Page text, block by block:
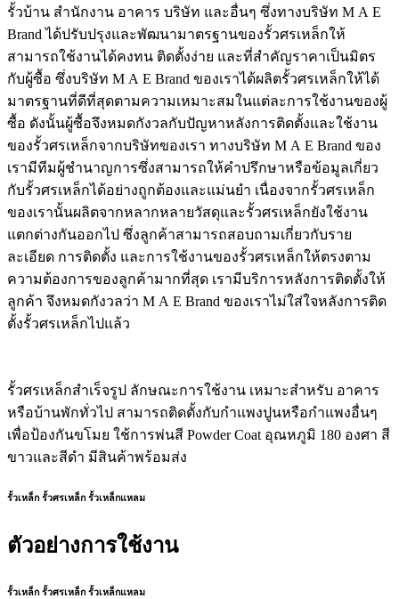
รั้วบ้าน สำนักงาน อาคาร บริษัท และอื่นๆ ซึ่งทางบริษัท M A E
Brand ได้ปรับปรุงและพัฒนามาตรฐานของรั้วศรเหล็กให้
สามารถใช้งานได้คงทน ติดตั้งง่าย และที่สำคัญราคาเป็นมิตร
กับผู้ซื้อ ซึ่งบริษัท M A E Brand ของเราได้ผลิตรั้วศรเหล็กให้ได้
มาตรฐานที่ดีที่สุดตามความเหมาะสมในแต่ละการใช้งานของผู้
ซื้อ ดังนั้นผู้ซื้อจึงหมดกังวลกับปัญหาหลังการติดตั้งและใช้งาน
ของรั้วศรเหล็กจากบริษัทของเรา ทางบริษัท M A E Brand ของ
เรามีทีมผู้ชำนาญการซึ่งสามารถให้คำปรึกษาหรือข้อมูลเกี่ยว
กับรั้วศรเหล็กได้อย่างถูกต้องและแม่นยำ เนื่องจากรั้วศรเหล็ก
ของเรานั้นผลิตจากหลากหลายวัสดุและรั้วศรเหล็กยังใช้งาน
แตกต่างกันออกไป ซึ่งลูกค้าสามารถสอบถามเกี่ยวกับราย
ละเอียด การติดตั้ง และการใช้งานของรั้วศรเหล็กให้ตรงตาม
ความต้องการของลูกค้ามากที่สุด เรามีบริการหลังการติดตั้งให้
ลูกค้า จึงหมดกังวลว่า M A E Brand ของเราไม่ใส่ใจหลังการติด
ตั้งรั้วศรเหล็กไปแล้ว
รั้วศรเหล็กสำเร็จรูป ลักษณะการใช้งาน เหมาะสำหรับ อาคาร
หรือบ้านพักทั่วไป สามารถติดตั้งกับกำแพงปูนหรือกำแพงอื่นๆ
เพื่อป้องกันขโมย ใช้การพ่นสี Powder Coat อุณหภูมิ 180 องศา สี
ขาวและสีดำ มีสินค้าพร้อมส่ง
รั้วเหล็ก รั้วศรเหล็ก รั้วเหล็กแหลม
ตัวอย่างการใช้งาน
รั้วเหล็ก รั้วศรเหล็ก รั้วเหล็กแหลม